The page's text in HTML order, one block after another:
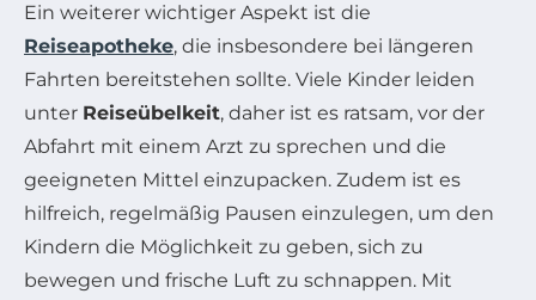
Ein weiterer wichtiger Aspekt ist die
Reiseapotheke, die insbesondere bei längeren
Fahrten bereitstehen sollte. Viele Kinder leiden
unter Reiseübelkeit, daher ist es ratsam, vor der
Abfahrt mit einem Arzt zu sprechen und die
geeigneten Mittel einzupacken. Zudem ist es
hilfreich, regelmäßig Pausen einzulegen, um den
Kindern die Möglichkeit zu geben, sich zu
bewegen und frische Luft zu schnappen. Mit